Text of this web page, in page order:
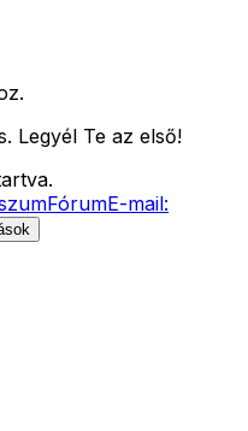
Legyél Te az első!
FórumE-mail: